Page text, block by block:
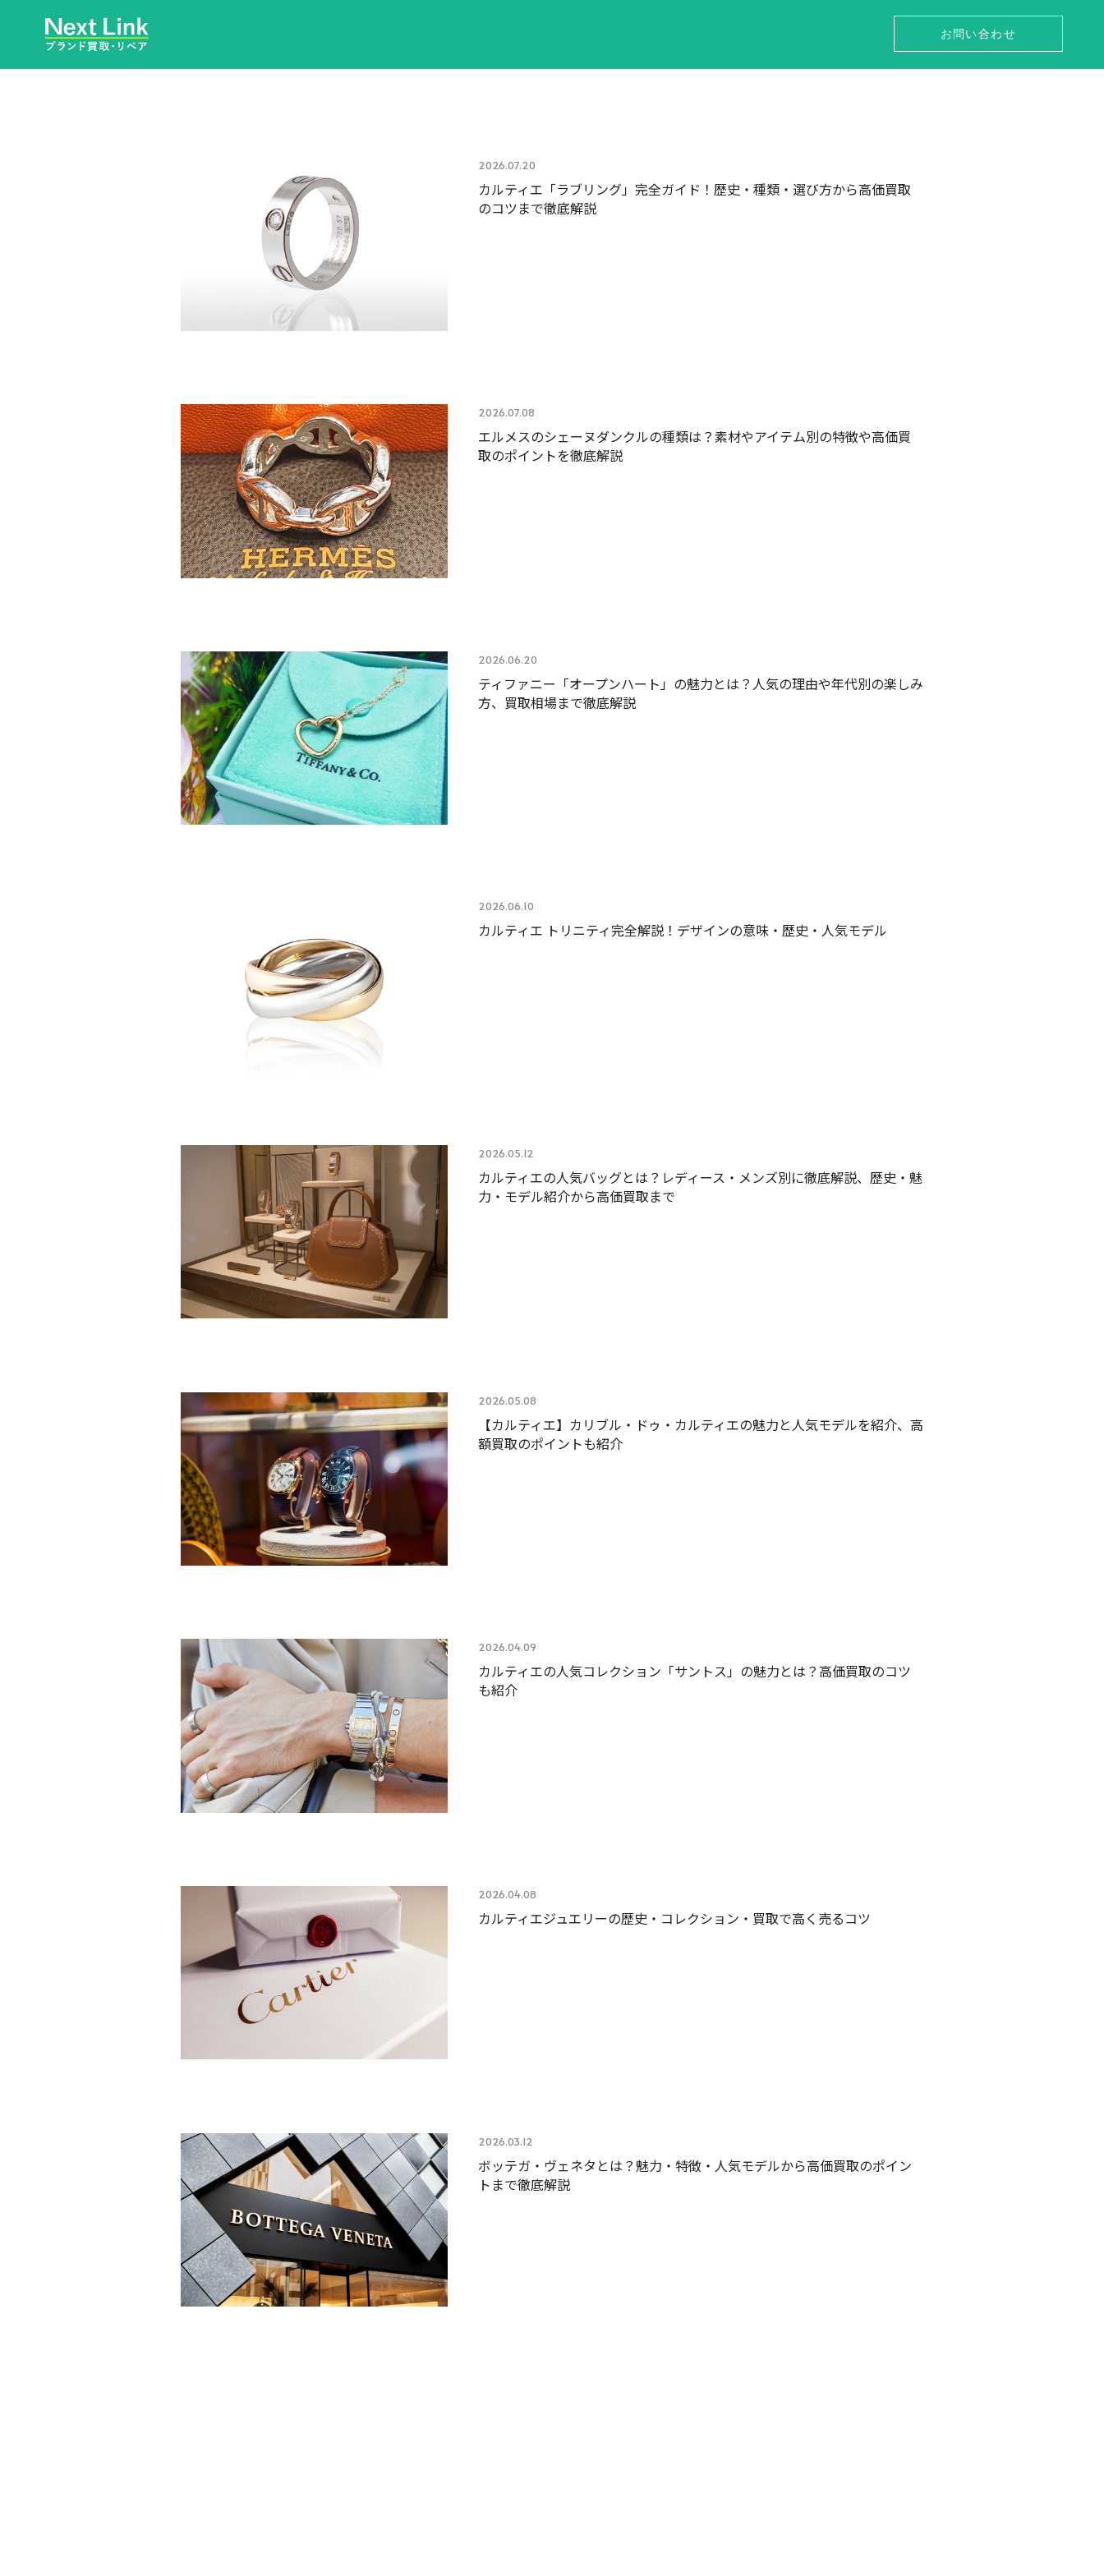
お問い合わせ
2026.07.20
カルティエ「ラブリング」完全ガイド！歴史・種類・選び方から高価買取
のコツまで徹底解説
2026.07.08
エルメスのシェーヌダンクルの種類は？素材やアイテム別の特徴や高価買
取のポイントを徹底解説
2026.06.20
ティファニー「オープンハート」の魅力とは？人気の理由や年代別の楽しみ
方、買取相場まで徹底解説
2026.06.10
カルティエ トリニティ完全解説！デザインの意味・歴史・人気モデル
2026.05.12
カルティエの人気バッグとは？レディース・メンズ別に徹底解説、歴史・魅
力・モデル紹介から高価買取まで
2026.05.08
【カルティエ】カリブル・ドゥ・カルティエの魅力と人気モデルを紹介、高
額買取のポイントも紹介
2026.04.09
カルティエの人気コレクション「サントス」の魅力とは？高価買取のコツ
も紹介
2026.04.08
カルティエジュエリーの歴史・コレクション・買取で高く売るコツ
2026.03.12
ボッテガ・ヴェネタとは？魅力・特徴・人気モデルから高価買取のポイン
トまで徹底解説